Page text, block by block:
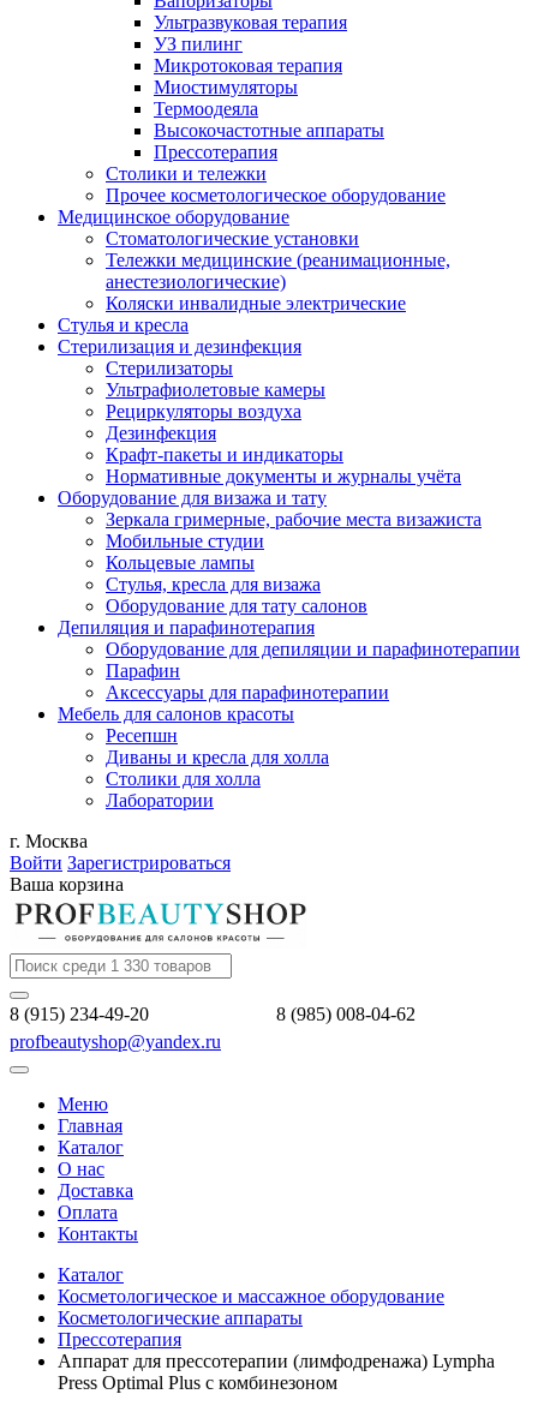
Ультразвуковая терапия
УЗ пилинг
Микротоковая терапия
Миостимуляторы
Термоодеяла
Высокочастотные аппараты
Прессотерапия
Столики и тележки
Прочее косметологическое оборудование
Медицинское оборудование
Стоматологические установки
Тележки медицинские (реанимационные,
анестезиологические)
Коляски инвалидные электрические
Стулья и кресла
Стерилизация и дезинфекция
Стерилизаторы
Ультрафиолетовые камеры
Рециркуляторы воздуха
Дезинфекция
Крафт-пакеты и индикаторы
Нормативные документы и журналы учёта
Оборудование для визажа и тату
Зеркала гримерные, рабочие места визажиста
Мобильные студии
Кольцевые лампы
Стулья, кресла для визажа
Оборудование для тату салонов
Депиляция и парафинотерапия
Оборудование для депиляции и парафинотерапии
Парафин
Аксессуары для парафинотерапии
Мебель для салонов красоты
Ресепшн
Диваны и кресла для холла
Столики для холла
Лаборатории
г. Москва
Войти Зарегистрироваться
Ваша корзина
8 (915) 234-49-20
8 (985) 008-04-62
profbeautyshop@yandex.ru
Меню
Главная
Каталог
О нас
Доставка
Оплата
Контакты
Каталог
Косметологическое и массажное оборудование
Косметологические аппараты
Прессотерапия
Аппарат для прессотерапии (лимфодренажа) Lympha
Press Optimal Plus с комбинезоном